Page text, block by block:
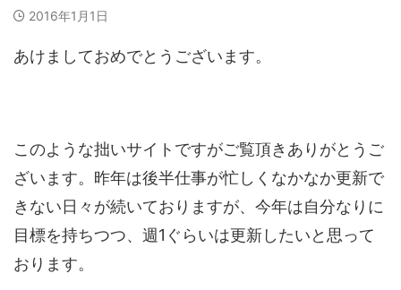
2016年1月1日
あけましておめでとうございます。
このような拙いサイトですがご覧頂きありがとうご
ざいます。昨年は後半仕事が忙しくなかなか更新で
きない日々が続いておりますが、今年は自分なりに
目標を持ちつつ、週1ぐらいは更新したいと思って
おります。